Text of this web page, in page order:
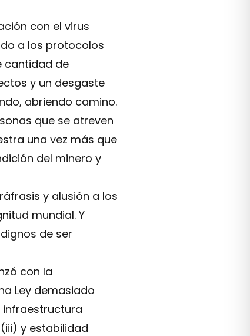
con el virus
a los protocolos
cantidad de
y un desgaste
abriendo camino.
que se atreven
una vez más que
del minero y
y alusión a los
mundial. Y
de ser
con la
Ley demasiado
infraestructura
y estabilidad